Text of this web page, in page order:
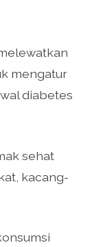
mengatur
diabetes
sehat
kacang-